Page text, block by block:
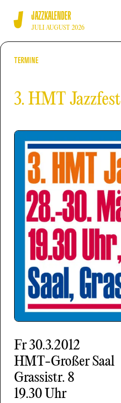
JAZZKALENDER
JULI AUGUST 2026
TERMINE
3. HMT Jazzfest
Fr30.3.2012
HMT-Großer Saal
Grassistr. 8
19.30 Uhr